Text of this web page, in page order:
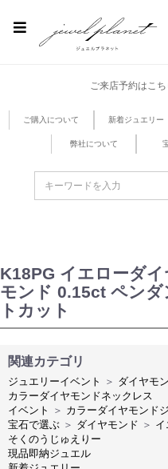
ご来店予約はこち
ご購入について 新着ジュエリー
弊社について
K18PG イエローダ
モンド 0.15ct ペン
トカット
関連カテゴリ
ジュエリーイベント ＞ ダイヤモ
カラーダイヤモンドネックレス
イベント
＞ カラーダイヤモンド
宝石で選ぶ ＞ ダイヤモンド ＞
そくのうじゅえりー
現品即納ジュエル